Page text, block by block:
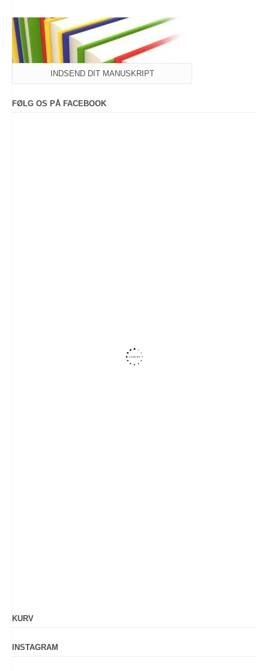
INDSEND DIT MANUSKRIPT
FØLG OS PÅ FACEBOOK
KURV
INSTAGRAM